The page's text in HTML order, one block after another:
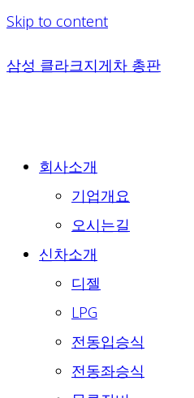
Skip to content
삼성 클라크지게차 총판
회사소개
기업개요
오시는길
신차소개
디젤
LPG
전동입승식
전동좌승식